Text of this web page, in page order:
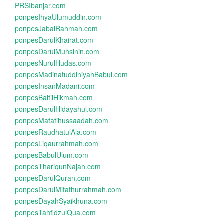
PRSIbanjar.com
ponpesIhyaUlumuddin.com
ponpesJabalRahmah.com
ponpesDarulKhairat.com
ponpesDarulMuhsinin.com
ponpesNurulHudas.com
ponpesMadinatuddiniyahBabul.com
ponpesInsanMadani.com
ponpesBaitilHikmah.com
ponpesDarulHidayahul.com
ponpesMafatihussaadah.com
ponpesRaudhatulAla.com
ponpesLiqaurrahmah.com
ponpesBabulUlum.com
ponpesThariqunNajah.com
ponpesDarulQuran.com
ponpesDarulMifathurrahmah.com
ponpesDayahSyaikhuna.com
ponpesTahfidzulQua.com